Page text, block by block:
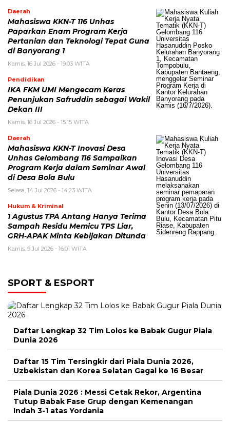
Daerah
Mahasiswa KKN-T 116 Unhas
Paparkan Enam Program Kerja
Pertanian dan Teknologi Tepat Guna
di Banyorang 1
Kamis, 16 Jul 2026 - 19:03 WITA
Pendidikan
IKA FKM UMI Mengecam Keras
Penunjukan Safruddin sebagai Wakil
Dekan III
Kamis, 16 Jul 2026 - 15:15 WITA
Daerah
Mahasiswa KKN-T Inovasi Desa
Unhas Gelombang 116 Sampaikan
Program Kerja dalam Seminar Awal
di Desa Bola Bulu
Selasa, 14 Jul 2026 - 14:23 WITA
Hukum & Kriminal
1 Agustus TPA Antang Hanya Terima
Sampah Residu Memicu TPS Liar,
GRH-APAK Minta Kebijakan Ditunda
Kamis, 9 Jul 2026 - 16:01 WITA
SPORT & ESPORT
Daftar Lengkap 32 Tim Lolos ke Babak Gugur Piala
Dunia 2026
Daftar 15 Tim Tersingkir dari Piala Dunia 2026,
Uzbekistan dan Korea Selatan Gagal ke 16 Besar
Piala Dunia 2026 : Messi Cetak Rekor, Argentina
Tutup Babak Fase Grup dengan Kemenangan
Indah 3-1 atas Yordania